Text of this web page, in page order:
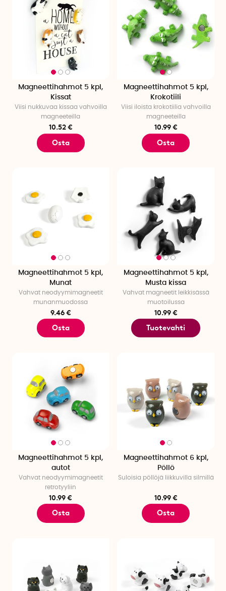
Magneettihahmot 5 kpl,
Kissat
Viisi nukkuvaa kissaa vahvoilla
magneeteilla
10.52 €
Osta
Magneettihahmot 5 kpl,
Krokotiili
Viisi iloista krokotiilia vahvoilla
magneeteilla
10.99 €
Osta
Magneettihahmot 5 kpl,
Munat
Vahvat neodyymimagneetit
munanmuodossa
9.46 €
Osta
Magneettihahmot 5 kpl,
Musta kissa
Vahvat magneetit leikkisässä
muotoilussa
10.99 €
Tuotevahti
Magneettihahmot 5 kpl,
autot
Vahvat neodyymimagneetit
retrotyyliin
10.99 €
Osta
Magneettihahmot 6 kpl,
Pöllö
Suloisia pöllöjä liikkuvilla silmillä
10.99 €
Osta